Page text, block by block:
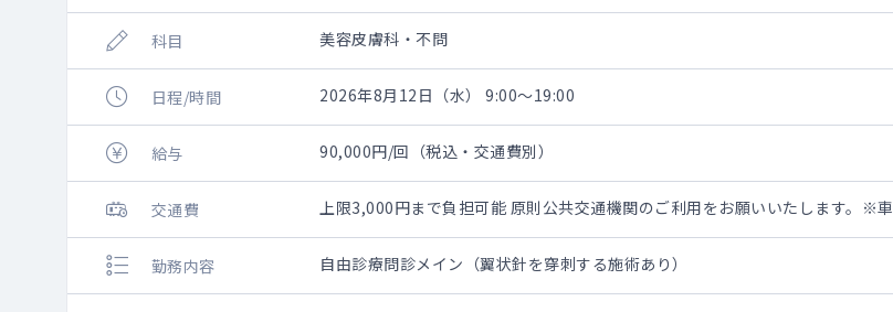
科目 美容皮膚科・不問
日程/時間 2026年8月12日（水） 9:00～19:00
給与 90,000円/回（税込・交通費別）
交通費 上限3,000円まで負担可能 原則公共交通機関のご利用をお願いいたします。※
勤務内容 自由診療問診メイン（翼状針を穿刺する施術あり）